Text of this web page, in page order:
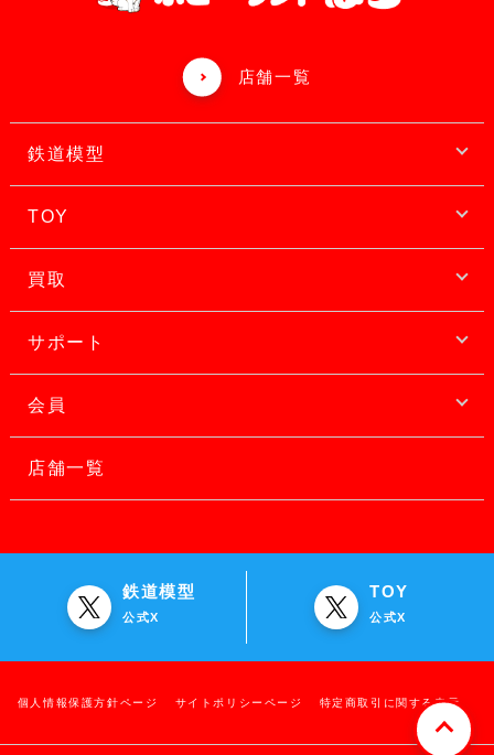
店舗一覧
鉄道模型
TOY
買取
サポート
会員
店舗一覧
鉄道模型
公式X
TOY
公式X
個人情報保護方針ページ サイトポリシーページ 特定商取引に関する表示